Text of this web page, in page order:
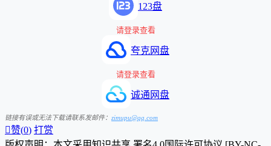
123盘
请登录查看
夸克网盘
请登录查看
诚通网盘
链接有误或无法下载请联系发邮件： zimupu@qq.com
赞(0) 打赏